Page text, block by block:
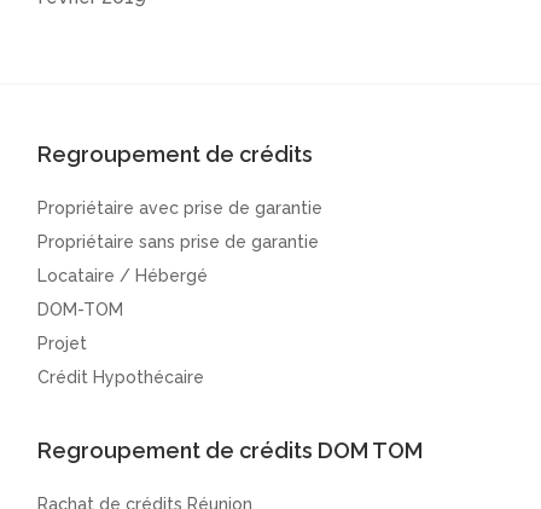
Regroupement de crédits
Propriétaire avec prise de garantie
Propriétaire sans prise de garantie
Locataire / Hébergé
DOM-TOM
Projet
Crédit Hypothécaire
Regroupement de crédits DOM TOM
Rachat de crédits Réunion